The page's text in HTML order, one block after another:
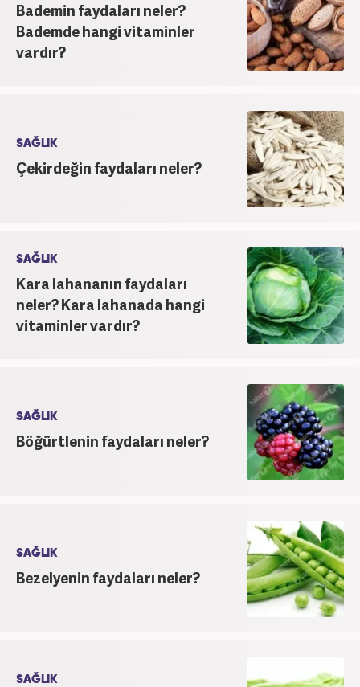
Bademin faydaları neler?
Bademde hangi vitaminler
vardır?
SAĞLIK
Çekirdeğin faydaları neler?
SAĞLIK
Kara lahananın faydaları
neler? Kara lahanada hangi
vitaminler vardır?
SAĞLIK
Böğürtlenin faydaları neler?
SAĞLIK
Bezelyenin faydaları neler?
SAĞLIK